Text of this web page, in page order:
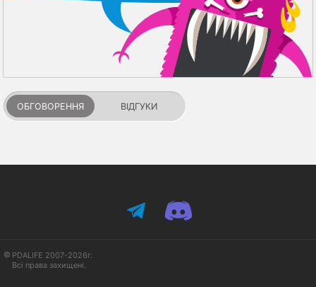
ОБГОВОРЕННЯ ВІДГУКИ
PDALIFE 2007-2026г.
Всі права захищені.